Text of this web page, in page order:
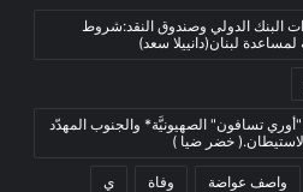
البنك الدولي وصندوق النقد:شروط
لمساعدة لبنان(دانييلا سعد)
تسافون" الصهيونيَّة* والجنوب المهدّد
خضر ضيا )
واصف عواضة وفاة ي